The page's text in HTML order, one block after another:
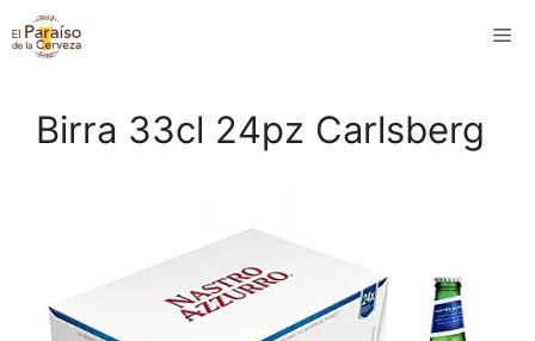
Saltar
al
Birra 33cl 24pz Carlsberg